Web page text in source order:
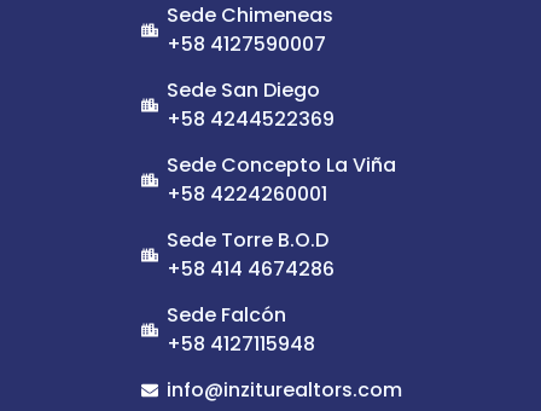
Sede Chimeneas
+58 4127590007
Sede San Diego
+58 4244522369
Sede Concepto La Viña
+58 4224260001
Sede Torre B.O.D
+58 414 4674286
Sede Falcón
+58 4127115948
info@inziturealtors.com